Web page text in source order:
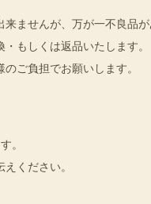
ませんが、万が一不良品
もしくは返品いたします。
ご負担でお願いします。
。
ください。